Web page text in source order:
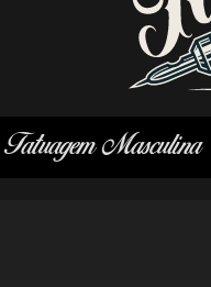
Tatuagem Masculina